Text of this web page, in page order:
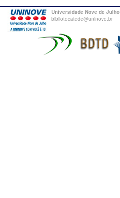
Universidade Nove de Julho
bibliotecatede@uninove.br